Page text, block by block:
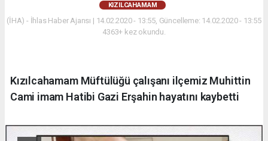
KIZILCAHAMAM
(İHA) - İhlas Haber Ajansı | 14.02.2020 - 13:55, Güncelleme: 14.02.2020 - 13:55
4363+ kez okundu.
Kızılcahamam Müftülüğü çalışanı ilçemiz Muhittin
Cami imam Hatibi Gazi Erşahin hayatını kaybetti